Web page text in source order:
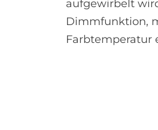
aufgewirbelt
Dimmfunktion,
Farbtemperatur